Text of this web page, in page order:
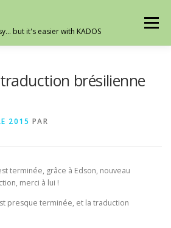
but it's easier with KADOS
Menu
brésilienne
2015 PAR
terminée, grâce à Edson, nouveau
merci à lui !
presque terminée, et la traduction